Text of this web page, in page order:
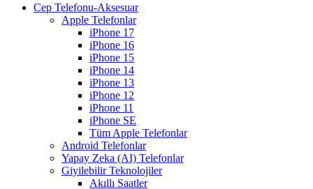
Cep Telefonu-Aksesuar
Apple Telefonlar
iPhone 17
iPhone 16
iPhone 15
iPhone 14
iPhone 13
iPhone 12
iPhone 11
iPhone SE
Tüm Apple Telefonlar
Android Telefonlar
Yapay Zeka (AI) Telefonlar
Giyilebilir Teknolojiler
Akıllı Saatler